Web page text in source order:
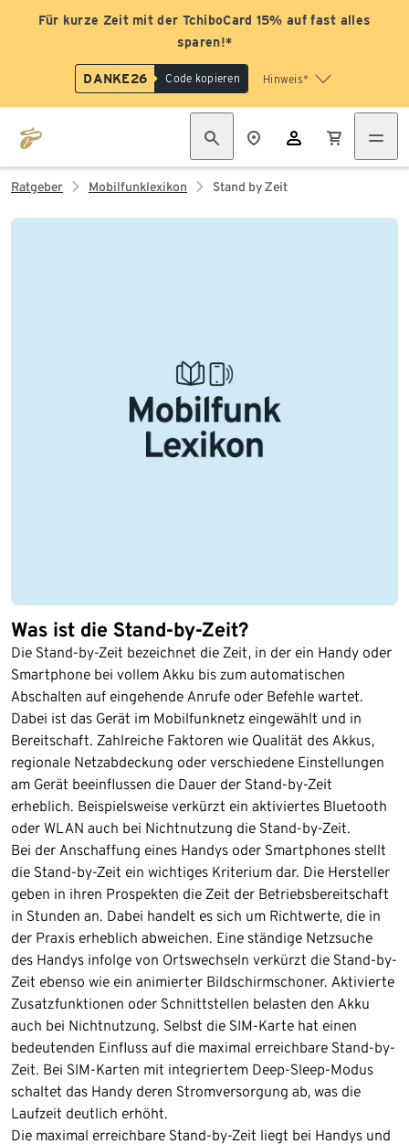
Für kurze Zeit mit der TchiboCard 15% auf fast alles
sparen!*
DANKE26 Code kopieren Hinweis*
Ratgeber Mobilfunklexikon Stand by Zeit
Was ist die Stand-by-Zeit?
Die Stand-by-Zeit bezeichnet die Zeit, in der ein Handy oder
Smartphone bei vollem Akku bis zum automatischen
Abschalten auf eingehende Anrufe oder Befehle wartet.
Dabei ist das Gerät im Mobilfunknetz eingewählt und in
Bereitschaft. Zahlreiche Faktoren wie Qualität des Akkus,
regionale Netzabdeckung oder verschiedene Einstellungen
am Gerät beeinflussen die Dauer der Stand-by-Zeit
erheblich. Beispielsweise verkürzt ein aktiviertes Bluetooth
oder WLAN auch bei Nichtnutzung die Stand-by-Zeit.
Bei der Anschaffung eines Handys oder Smartphones stellt
die Stand-by-Zeit ein wichtiges Kriterium dar. Die Hersteller
geben in ihren Prospekten die Zeit der Betriebsbereitschaft
in Stunden an. Dabei handelt es sich um Richtwerte, die in
der Praxis erheblich abweichen. Eine ständige Netzsuche
des Handys infolge von Ortswechseln verkürzt die Stand-by-
Zeit ebenso wie ein animierter Bildschirmschoner. Aktivierte
Zusatzfunktionen oder Schnittstellen belasten den Akku
auch bei Nichtnutzung. Selbst die SIM-Karte hat einen
bedeutenden Einfluss auf die maximal erreichbare Stand-by-
Zeit. Bei SIM-Karten mit integriertem Deep-Sleep-Modus
schaltet das Handy deren Stromversorgung ab, was die
Laufzeit deutlich erhöht.
Die maximal erreichbare Stand-by-Zeit liegt bei Handys und